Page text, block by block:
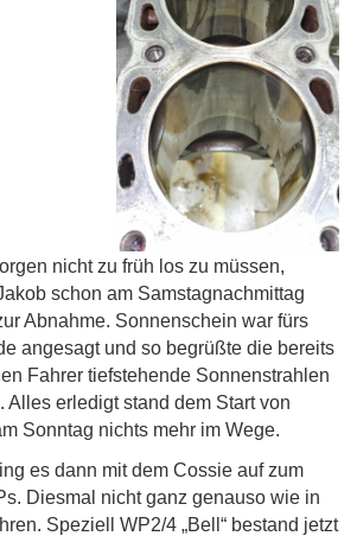
nicht zu früh los zu müssen,
schon am Samstagnachmittag
Abnahme. Sonnenschein war fürs
angesagt und so begrüßte die bereits
Fahrer tiefstehende Sonnenstrahlen
Alles erledigt stand dem Start von
Sonntag nichts mehr im Wege.
es dann mit dem Cossie auf zum
Diesmal nicht ganz genauso wie in
Speziell WP2/4 „Bell“ bestand jetzt